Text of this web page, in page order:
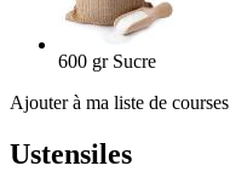
600 gr Sucre
Ajouter à ma liste de courses
Ustensiles